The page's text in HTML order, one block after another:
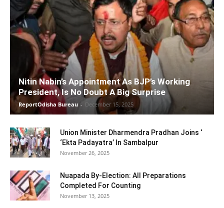
Nitin Nabin’s Appointment As BJP’s Working
President, Is No Doubt A Big Surprise
ReportOdisha Bureau - December 15, 2025
Union Minister Dharmendra Pradhan Joins ‘
‘Ekta Padayatra’ In Sambalpur
November 26, 2025
Nuapada By-Election: All Preparations
Completed For Counting
November 13, 2025